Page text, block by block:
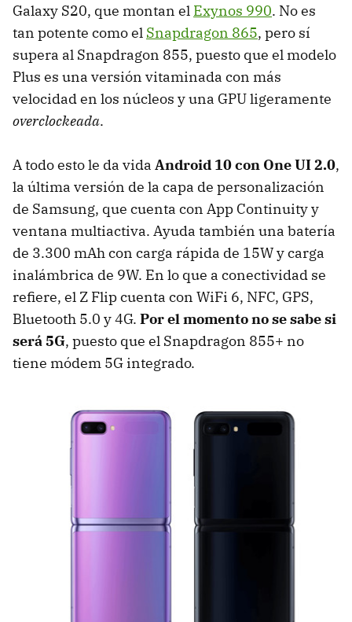
Galaxy S20, que montan el Exynos 990. No es
tan potente como el Snapdragon 865, pero sí
supera al Snapdragon 855, puesto que el modelo
Plus es una versión vitaminada con más
velocidad en los núcleos y una GPU ligeramente
overclockeada.
A todo esto le da vida Android 10 con One UI 2.0,
la última versión de la capa de personalización
de Samsung, que cuenta con App Continuity y
ventana multiactiva. Ayuda también una batería
de 3.300 mAh con carga rápida de 15W y carga
inalámbrica de 9W. En lo que a conectividad se
refiere, el Z Flip cuenta con WiFi 6, NFC, GPS,
Bluetooth 5.0 y 4G. Por el momento no se sabe si
será 5G, puesto que el Snapdragon 855+ no
tiene módem 5G integrado.